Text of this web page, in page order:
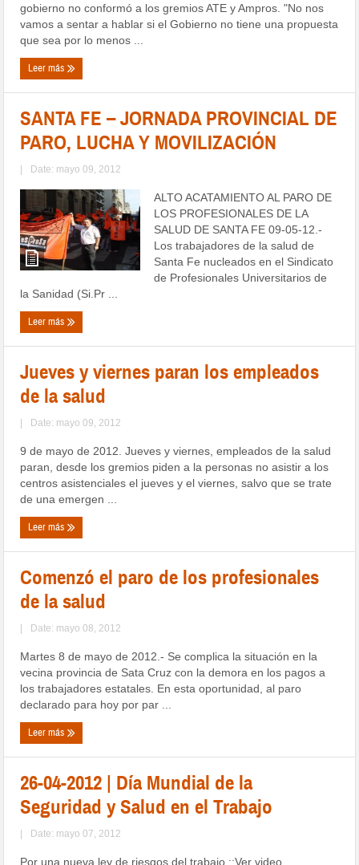
gobierno no conformó a los gremios ATE y Ampros. "No nos
vamos a sentar a hablar si el Gobierno no tiene una propuesta
que sea por lo menos ...
Leer más
SANTA FE – JORNADA PROVINCIAL DE
PARO, LUCHA Y MOVILIZACIÓN
| Date: mayo 09, 2012
ALTO ACATAMIENTO AL PARO DE
LOS PROFESIONALES DE LA
SALUD DE SANTA FE 09-05-12.-
Los trabajadores de la salud de
Santa Fe nucleados en el Sindicato
de Profesionales Universitarios de
la Sanidad (Si.Pr ...
Leer más
Jueves y viernes paran los empleados
de la salud
| Date: mayo 09, 2012
9 de mayo de 2012. Jueves y viernes, empleados de la salud
paran, desde los gremios piden a la personas no asistir a los
centros asistenciales el jueves y el viernes, salvo que se trate
de una emergen ...
Leer más
Comenzó el paro de los profesionales
de la salud
| Date: mayo 08, 2012
Martes 8 de mayo de 2012.- Se complica la situación en la
vecina provincia de Sata Cruz con la demora en los pagos a
los trabajadores estatales. En esta oportunidad, al paro
declarado para hoy por par ...
Leer más
26-04-2012 | Día Mundial de la
Seguridad y Salud en el Trabajo
| Date: mayo 07, 2012
Por una nueva ley de riesgos del trabajo ::Ver video